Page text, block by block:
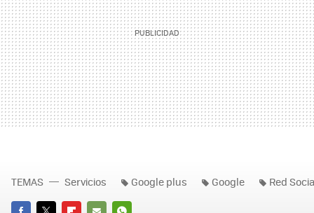
TEMAS Servicios Google plus Google Red